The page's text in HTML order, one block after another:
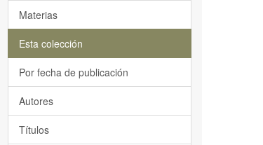
Materias
Esta colección
Por fecha de publicación
Autores
Títulos